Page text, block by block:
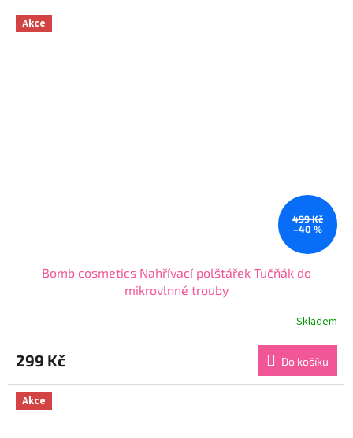
Akce
499 Kč
–40 %
Bomb cosmetics Nahřívací polštářek Tučňák do
mikrovlnné trouby
produktu
je
5,0
5
Skladem
299 Kč Do košíku
Akce